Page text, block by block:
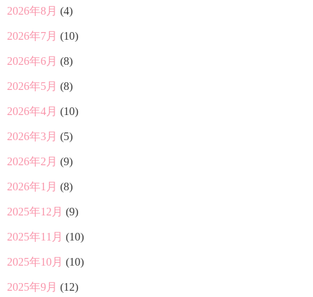
2026年8月 (4)
2026年7月 (10)
2026年6月 (8)
2026年5月 (8)
2026年4月 (10)
2026年3月 (5)
2026年2月 (9)
2026年1月 (8)
2025年12月 (9)
2025年11月 (10)
2025年10月 (10)
2025年9月 (12)